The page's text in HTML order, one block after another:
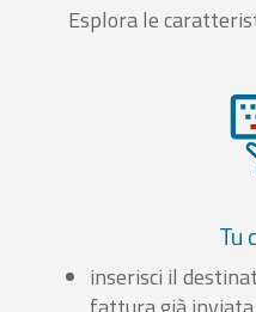
Esplora le
Tu
inserisci il